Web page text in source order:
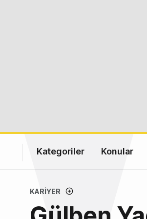
Kategoriler Konular
KARIYER